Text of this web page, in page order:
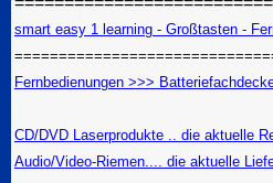
smart easy 1 learning - Großtasten -
Fernbedienungen >>>
CD/DVD Laserprodukte .. die aktuelle
Audio/Video-Riemen.... die aktuelle